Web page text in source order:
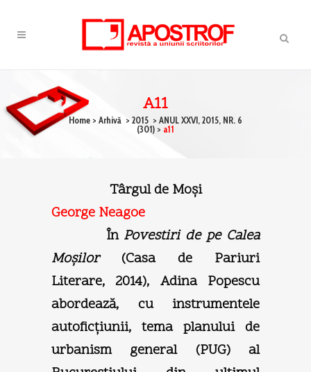
A11
Home > Arhivă > 2015 > ANUL XXVI, 2015, NR. 6
(301) > a11
Târgul de Moşi
George Neagoe
În Povestiri de pe Calea
Moşilor(Casa de Pariuri
Literare, 2014), Adina Popescu
abordează, cu instrumentele
autoficţiunii, tema planului de
urbanism general (PUG) al